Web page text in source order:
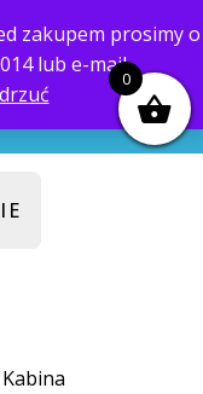
zakupem prosimy o
lub e-mail
10-50 0